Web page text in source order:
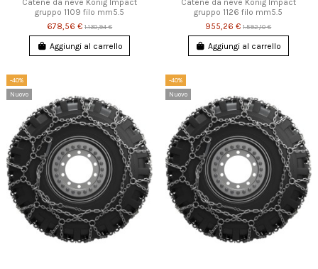
Catene da neve Konig Impact
gruppo 1109 filo mm5.5
678,56 €1.130,94 €
Aggiungi al carrello
Catene da neve Konig Impact
gruppo 1126 filo mm5.5
955,26 €1.592,10 €
Aggiungi al carrello
-40%
Nuovo
-40%
Nuovo